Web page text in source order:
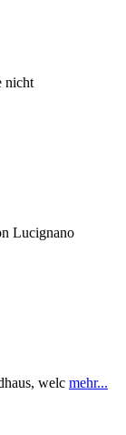
nicht
Lucignano
welc mehr...